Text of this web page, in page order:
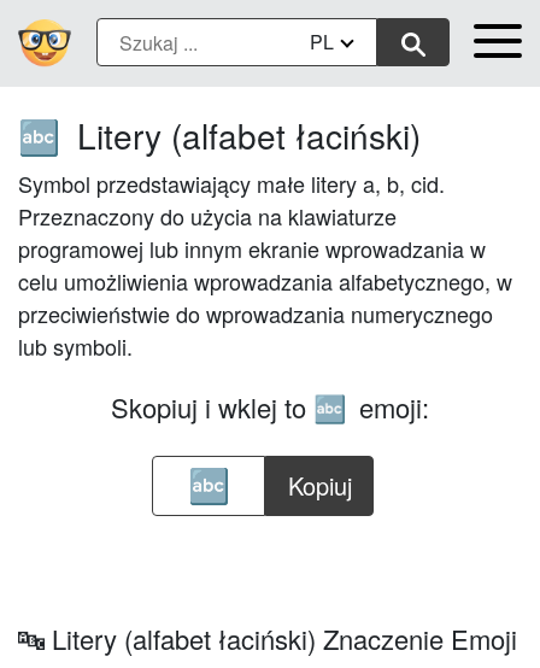
PL
🔤 Litery (alfabet łaciński)
Symbol przedstawiający małe litery a, b, cid.
Przeznaczony do użycia na klawiaturze
programowej lub innym ekranie wprowadzania w
celu umożliwienia wprowadzania alfabetycznego, w
przeciwieństwie do wprowadzania numerycznego
lub symboli.
Skopiuj i wklej to 🔤 emoji:
Kopiuj
🔤 Litery (alfabet łaciński) Znaczenie Emoji